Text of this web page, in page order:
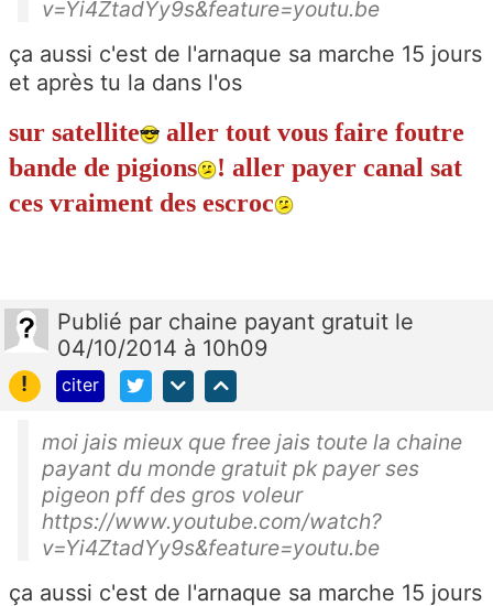
v=Yi4ZtadYy9s&feature=youtu.be
ça aussi c'est de l'arnaque sa marche 15 jours
et après tu la dans l'os
sur satellite
aller tout vous faire foutre
bande de pigions
! aller payer canal sat
ces vraiment des escroc
Publié par chaine payant gratuit le
04/10/2014 à 10h09
!
citer
moi jais mieux que free jais toute la chaine
payant du monde gratuit pk payer ses
pigeon pff des gros voleur
https://www.youtube.com/watch?
v=Yi4ZtadYy9s&feature=youtu.be
ça aussi c'est de l'arnaque sa marche 15 jours